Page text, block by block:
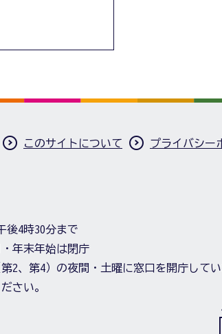
このサイトについて プライバシー
後4時30分まで
年末年始は閉庁
2、第4）の夜間・土曜に窓口を開庁してい
さい。